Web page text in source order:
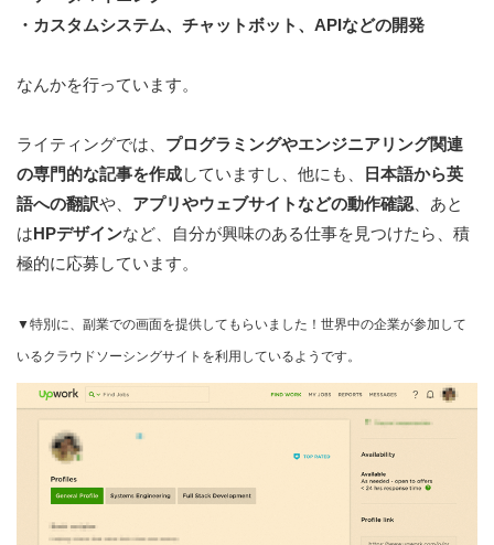
・カスタムシステム、チャットボット、APIなどの開発
なんかを行っています。
ライティングでは、 プログラミングやエンジニアリング関連
の専門的な記事を作成していますし、他にも、
日本語から英
語への翻訳や、 アプリやウェブサイトなどの動作確認 、あと
はHPデザインなど、自分が興味のある仕事を見つけたら、積
極的に応募しています。
▼特別に、副業での画面を提供してもらいました！世界中の企業が参加して
いるクラウドソーシングサイトを利用しているようです。